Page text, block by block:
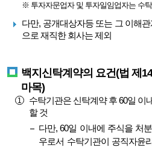
※ 투자자문업자 및 투자일임업자는 수
다만, 공개대상자등 또는 그 이해
으로 재직한 회사는 제외
백지신탁계약의 요건(법 제
마목)
수탁기관은 신탁계약 후 60일 이
할 것
다만, 60일 이내에 주식을 처
우로서 수탁기관이 공직자윤